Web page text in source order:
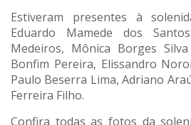
Estiveram presentes à
Eduardo Mamede dos
Medeiros, Mônica Borges
Bonfim Pereira, Elissandro
Paulo Beserra Lima, Adriano
Ferreira Filho.
Confira todas as fotos da